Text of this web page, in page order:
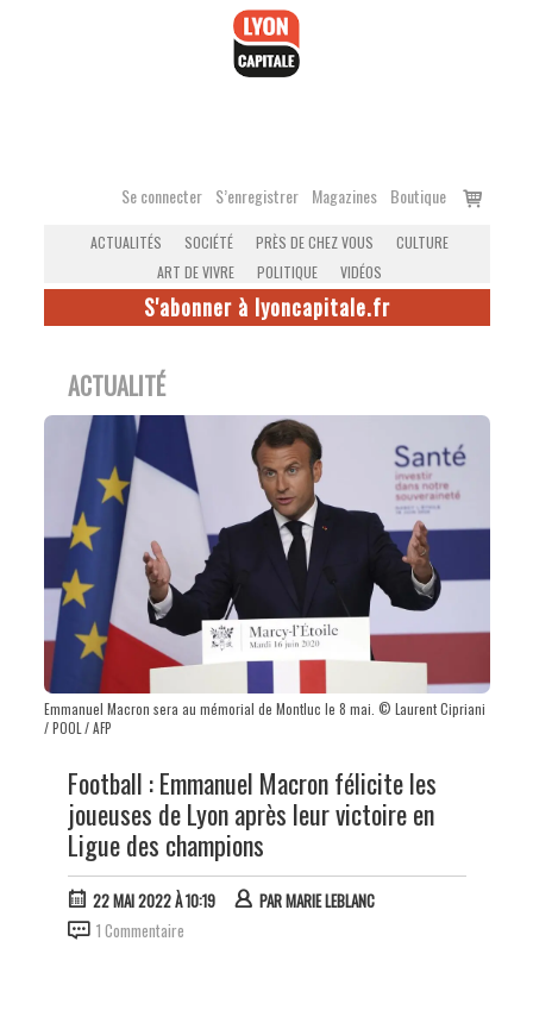
Se connecter S’enregistrer Magazines Boutique
Voir
ACTUALITÉS SOCIÉTÉ PRÈS DE CHEZ VOUS
CULTURE
ART DE VIVRE
POLITIQUE VIDÉOS
S'abonner à lyoncapitale.fr
ACTUALITÉ
Emmanuel Macron sera au mémorial de Montluc le 8 mai. © Laurent Cipriani
/ POOL / AFP
Football : Emmanuel Macron félicite les
joueuses de Lyon après leur victoire en
Ligue des champions
22 MAI 2022 À 10:19 PARMARIE LEBLANC
1 Commentaire